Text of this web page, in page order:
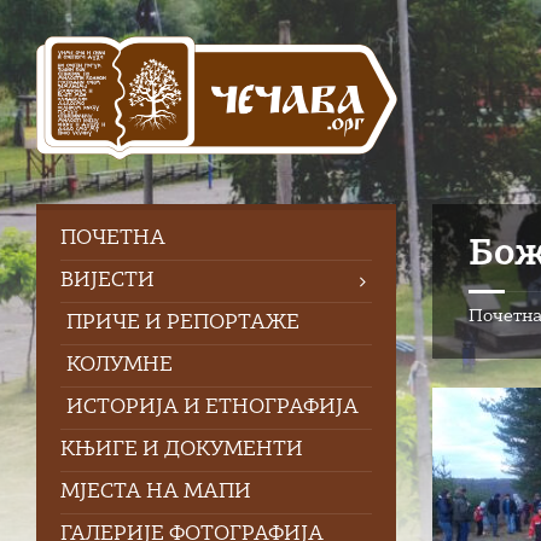
Skip
content
Skip
left
sidebar
Skip
footer
Почетна
ПOЧЕТНА
ВИЈЕСТИ
ПРИЧЕ И РЕПОРТАЖЕ
КОЛУМНЕ
ИСТОРИЈА И ЕТНОГРАФИЈА
КЊИГЕ И ДОКУМЕНТИ
МЈЕСТА НА МАПИ
ГАЛЕРИЈЕ ФОТОГРАФИЈА